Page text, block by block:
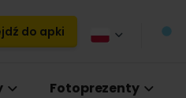
do apki
Fotoprezenty